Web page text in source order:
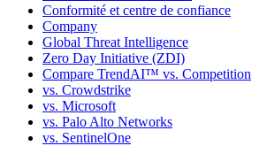
Conformité et centre de confiance
Company
Global Threat Intelligence
Zero Day Initiative (ZDI)
Compare TrendAI™ vs. Competition
vs. Crowdstrike
vs. Microsoft
vs. Palo Alto Networks
vs. SentinelOne